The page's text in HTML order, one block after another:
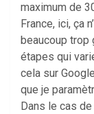
maximum de
France, ici, ça
beaucoup trop
étapes qui
cela sur
que je
Dans le cas